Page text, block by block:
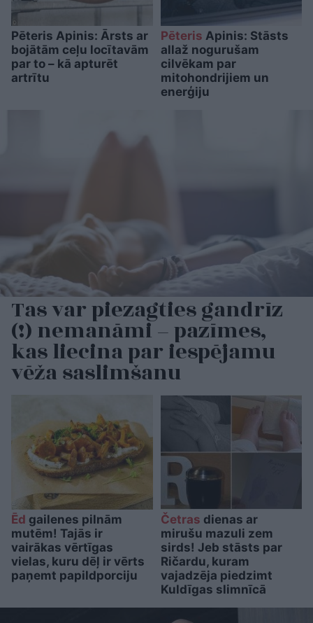
Pēteris Apinis: Ārsts ar
bojātām ceļu locītavām
par to – kā apturēt
artrītu
Pēteris Apinis: Stāsts
allaž nogurušam
cilvēkam par
mitohondrijiem un
enerģiju
Tas var piezagties gandrīz
(!) nemanāmi – pazīmes,
kas liecina par iespējamu
vēža saslimšanu
Ēd gailenes pilnām
mutēm! Tajās ir
vairākas vērtīgas
vielas, kuru dēļ ir vērts
paņemt papildporciju
Četras dienas ar
mirušu mazuli zem
sirds! Jeb stāsts par
Ričardu, kuram
vajadzēja piedzimt
Kuldīgas slimnīcā